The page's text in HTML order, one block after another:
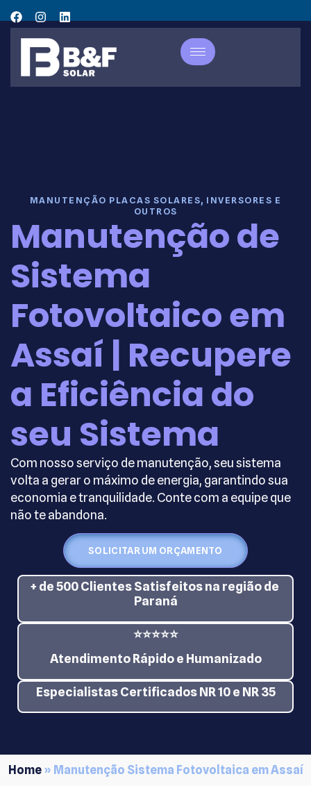
MANUTENÇÃO PLACAS SOLARES, INVERSORES E
OUTROS
Manutenção de
Sistema
Fotovoltaico em
Assaí | Recupere
a Eficiência do
seu Sistema
Com nosso serviço de manutenção, seu sistema
volta a gerar o máximo de energia, garantindo sua
economia e tranquilidade. Conte com a equipe que
não te abandona.
SOLICITAR UM ORÇAMENTO
+ de 500 Clientes Satisfeitos na região de
Paraná
⭐⭐⭐⭐⭐
Atendimento Rápido e Humanizado
Especialistas Certificados NR 10 e NR 35
Home» Manutenção Sistema Fotovoltaica em Assaí